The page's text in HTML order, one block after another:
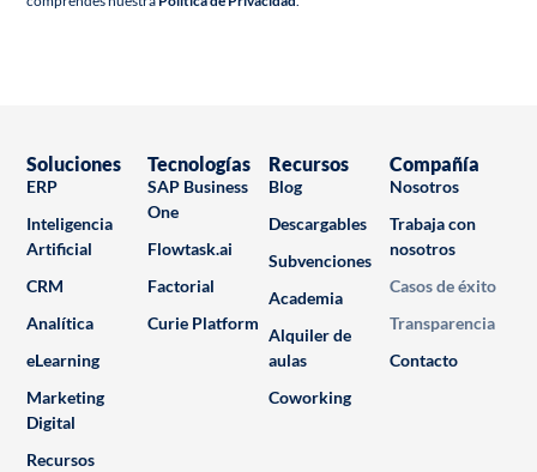
Soluciones
ERP
Inteligencia
Artificial
CRM
Analítica
eLearning
Marketing
Digital
Recursos
Tecnologías
SAP Business
One
Flowtask.ai
Factorial
Curie Platform
Recursos
Blog
Descargables
Subvenciones
Academia
Alquiler de
aulas
Coworking
Compañía
Nosotros
Trabaja con
nosotros
Casos de éxito
Transparencia
Contacto